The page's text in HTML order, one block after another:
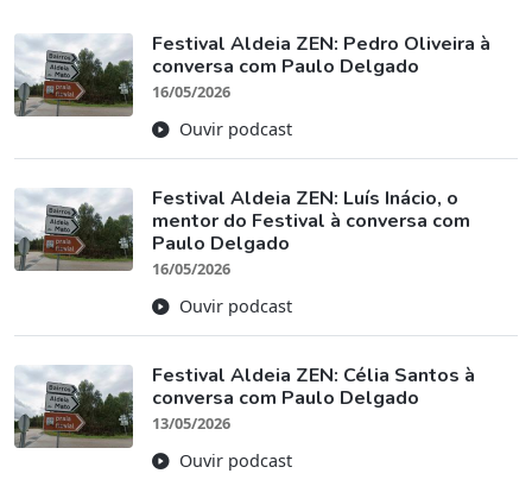
Festival Aldeia ZEN: Pedro Oliveira à
conversa com Paulo Delgado
16/05/2026
Ouvir podcast
Festival Aldeia ZEN: Luís Inácio, o
mentor do Festival à conversa com
Paulo Delgado
16/05/2026
Ouvir podcast
Festival Aldeia ZEN: Célia Santos à
conversa com Paulo Delgado
13/05/2026
Ouvir podcast